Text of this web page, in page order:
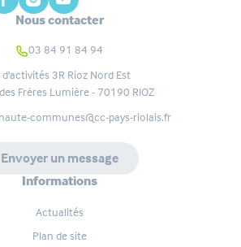
Nous contacter
03 84 91 84 94
d'activités 3R Rioz Nord Est
Frères Lumière - 70190 RIOZ
communes@cc-pays-riolais.fr
Envoyer un message
Informations
Actualités
Plan de site